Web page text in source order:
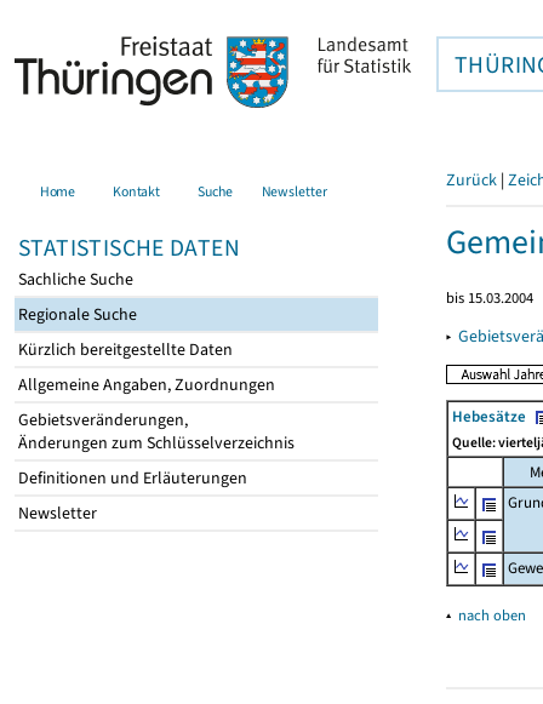
Home Kontakt Suche Newsletter
STATISTISCHE DATEN
Sachliche Suche
Regionale Suche
Kürzlich bereitgestellte Daten
Allgemeine Angaben, Zuordnungen
Gebietsveränderungen,
Änderungen zum Schlüsselverzeichnis
Definitionen und Erläuterungen
Newsletter
Zurück |
bis 15.03.2004
▸
Hebesätze
Quelle:
▴ nach oben